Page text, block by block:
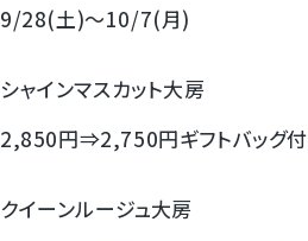
9/28(土)～10/7(月)
シャインマスカット大房
2,850円⇒2,750円ギフトバッグ
クイーンルージュ大房